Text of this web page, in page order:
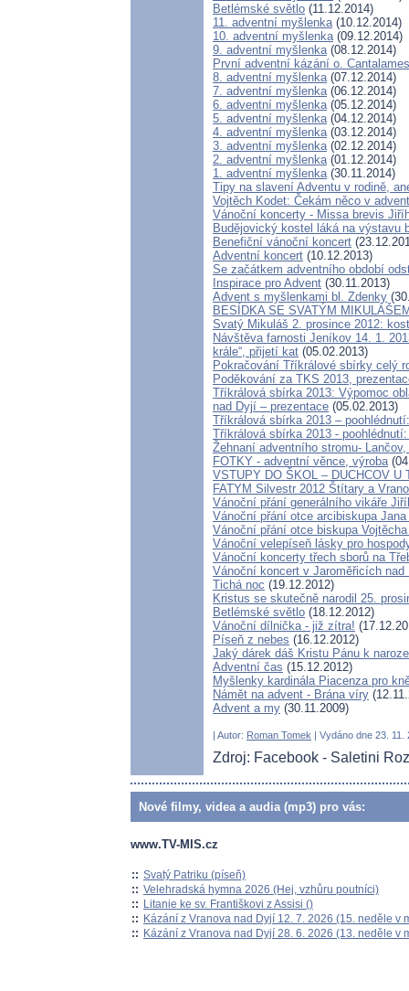
Betlémské světlo (11.12.2014)
11. adventní myšlenka(10.12.2014)
10. adventní myšlenka(09.12.2014)
9. adventní myšlenka(08.12.2014)
První adventní kázání o.
8. adventní myšlenka(07.12.2014)
7. adventní myšlenka(06.12.2014)
6. adventní myšlenka(05.12.2014)
5. adventní myšlenka(04.12.2014)
4. adventní myšlenka(03.12.2014)
3. adventní myšlenka(02.12.2014)
2. adventní myšlenka(01.12.2014)
1. adventní myšlenka(30.11.2014)
Tipy na slavení Adventu v rodině,
Vojtěch Kodet: Čekám něco v
Vánoční koncerty - Missa brevis
Budějovický kostel láká na výstavu
Benefiční vánoční koncert
Adventní koncert (10.12.2013)
Se začátkem adventního období
Inspirace pro Advent (30.11.2013)
Advent s myšlenkami bl. Zdenky
BESÍDKA SE SVATÝM
Svatý Mikuláš 2. prosince 2012:
Návštěva farnosti Jeníkov 14. 1.
krále“, přijetí kat (05.02.2013)
Pokračování Tříkrálové sbírky celý
Poděkování za TKS 2013,
Tříkrálová sbírka 2013: Výpomoc
nad Dyjí – prezentace (05.02.2013)
Tříkrálová sbírka 2013 –
Tříkrálová sbírka 2013 -
Žehnaní adventního stromu-
FOTKY - adventní věnce, výroba
VSTUPY DO ŠKOL – DUCHCOV U
FATYM Silvestr 2012 Štítary a
Vánoční přání generálního vikáře
Vánoční přání otce arcibiskupa Jana
Vánoční přání otce biskupa
Vánoční velepíseň lásky pro
Vánoční koncerty třech sborů na
Vánoční koncert v Jaroměřicích nad
Tichá noc (19.12.2012)
Kristus se skutečně narodil 25.
Betlémské světlo (18.12.2012)
Vánoční dílnička - již zítra!
Píseň z nebes (16.12.2012)
Jaký dárek dáš Kristu Pánu k
Adventní čas (15.12.2012)
Myšlenky kardinála Piacenza pro
Námět na advent - Brána víry
Advent a my (30.11.2009)
| Autor: Roman Tomek | Vydáno dne 23.
Zdroj: Facebook - Saletini
Nové filmy, videa a audia (mp3) pro vás:
www.TV-MIS.cz
:: Svatý Patriku (píseň)
:: Velehradská hymna 2026 (Hej, vzhůru poutníci)
:: Litanie ke sv. Františkovi z Assisi ()
:: Kázání z Vranova nad Dyjí 12. 7. 2026 (15. neděle v
:: Kázání z Vranova nad Dyjí 28. 6. 2026 (13. neděle v